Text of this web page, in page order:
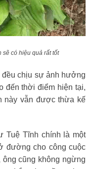
sẽ có hiệu quả rất tốt
chịu sự ảnh hưởng
đến thời điểm hiện tại,
này vẫn được thừa kế
Tuệ Tĩnh chính là một
đường cho công cuộc
cũng không ngừng